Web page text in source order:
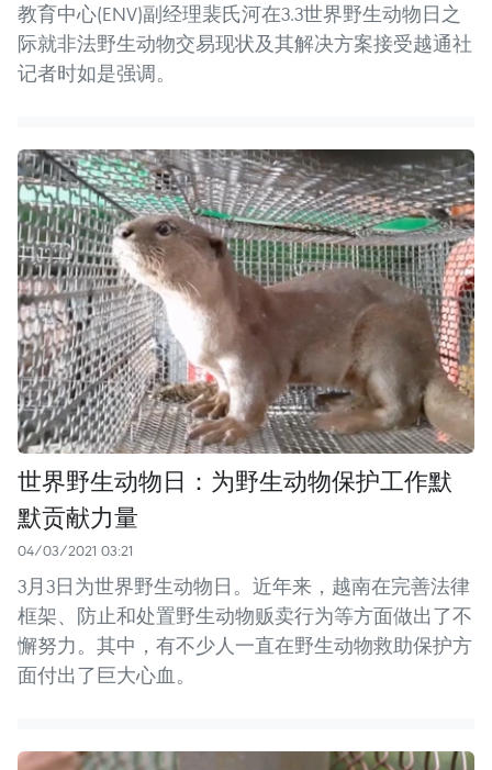
教育中心(ENV)副经理裴氏河在3.3世界野生动物日之
际就非法野生动物交易现状及其解决方案接受越通社
记者时如是强调。
世界野生动物日：为野生动物保护工作默
默贡献力量
04/03/2021 03:21
3月3日为世界野生动物日。近年来，越南在完善法律
框架、防止和处置野生动物贩卖行为等方面做出了不
懈努力。其中，有不少人一直在野生动物救助保护方
面付出了巨大心血。